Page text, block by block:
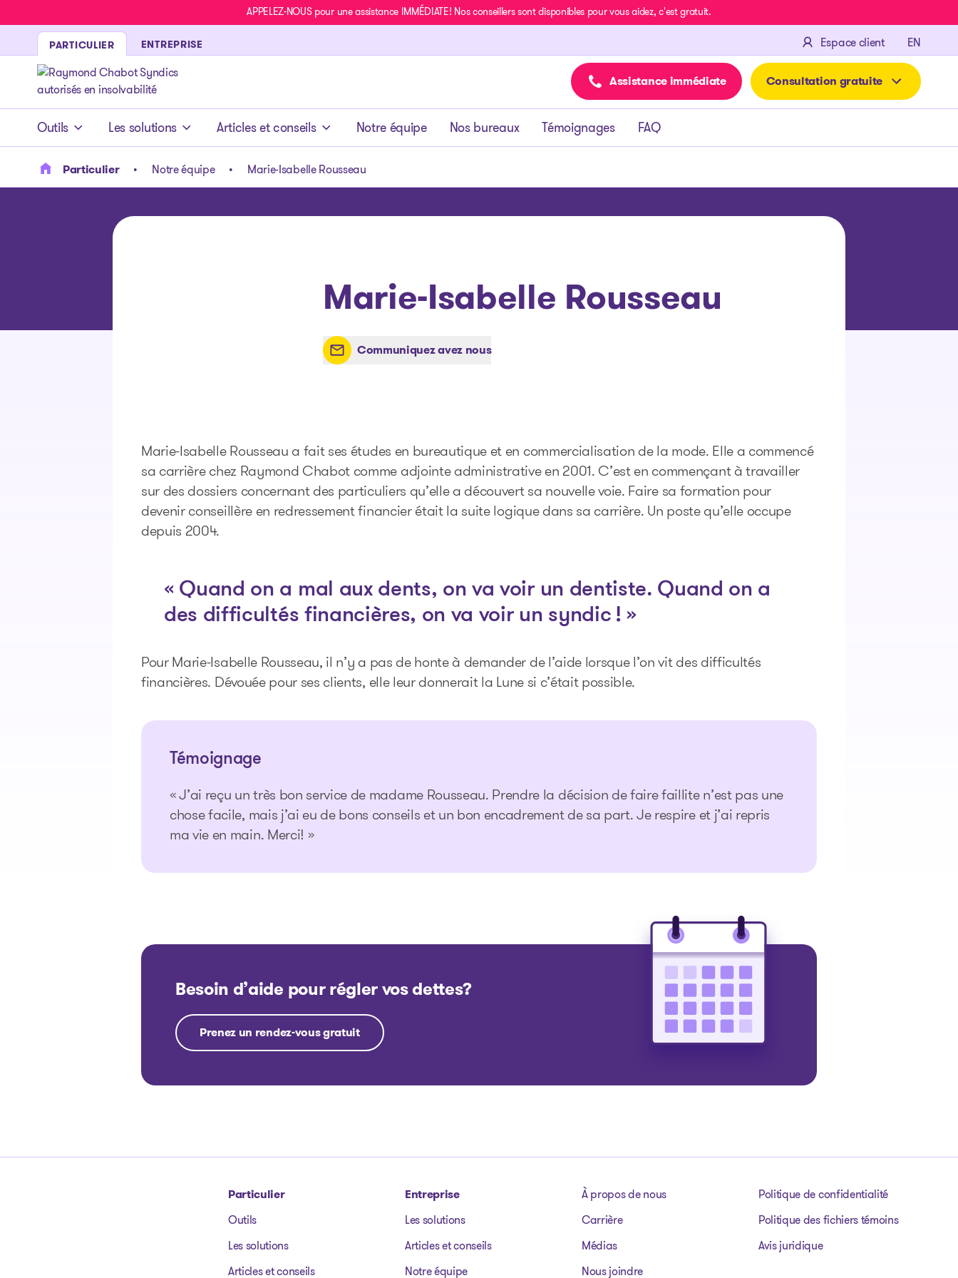
APPELEZ-NOUS pour une assistance IMMÉDIATE! Nos conseillers sont disponibles pour vous aidez, c'est gratuit.
PARTICULIER ENTREPRISE Espace client EN
- page d’accueil
Assistance immédiate Consultation gratuite
Outils Les solutions Articles et conseils Notre équipe Nos bureaux Témoignages FAQ
Particulier Notre équipe Marie-Isabelle Rousseau
Marie-Isabelle Rousseau
Communiquez avez nous
Marie-Isabelle Rousseau a fait ses études en bureautique et en commercialisation de la mode. Elle a commencé
sa carrière chez Raymond Chabot comme adjointe administrative en 2001. C’est en commençant à travailler
sur des dossiers concernant des particuliers qu’elle a découvert sa nouvelle voie. Faire sa formation pour
devenir conseillère en redressement financier était la suite logique dans sa carrière. Un poste qu’elle occupe
depuis 2004.
« Quand on a mal aux dents, on va voir un dentiste. Quand on a
des difficultés financières, on va voir un syndic ! »
Pour Marie-Isabelle Rousseau, il n’y a pas de honte à demander de l’aide lorsque l’on vit des difficultés
financières. Dévouée pour ses clients, elle leur donnerait la Lune si c’était possible.
Témoignage
« J’ai reçu un très bon service de madame Rousseau. Prendre la décision de faire faillite n’est pas une
chose facile, mais j’ai eu de bons conseils et un bon encadrement de sa part. Je respire et j’ai repris
ma vie en main. Merci! »
Besoin d’aide pour régler vos dettes?
Prenez un rendez-vous gratuit
Particulier
Outils
Les solutions
Articles et conseils
Entreprise
Les solutions
Articles et conseils
Notre équipe
À propos de nous
Carrière
Médias
Nous joindre
Politique de confidentialité
Politique des fichiers témoins
Avis juridique